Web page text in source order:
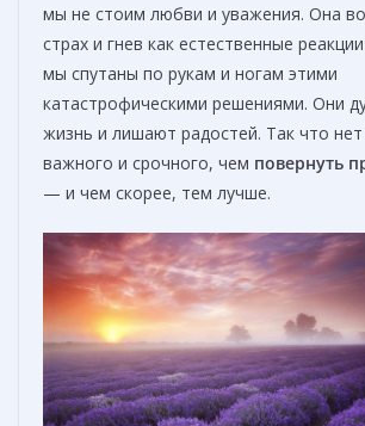
мы не стоим любви и уважения. Она
страх и гнев как естественные
мы спутаны по рукам и ногам этими
катастрофическими решениями. Они
жизнь и лишают радостей. Так что
важного и срочного, чем повернуть
— и чем скорее, тем лучше.